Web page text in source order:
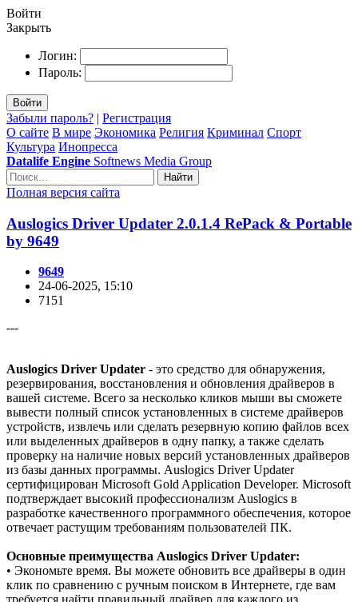
Войти
Закрыть
Логин:
Пароль:
Войти
Забыли пароль? | Регистрация
О сайте В мире Экономика Религия Криминал Спорт
Культура Инопресса
Datalife Engine Softnews Media Group
Найти
Полная версия сайта
Auslogics Driver Updater 2.0.1.4 RePack & Portable
by 9649
9649
24-06-2025, 15:10
7151
---
Auslogics Driver Updater - это средство для обнаружения,
резервирования, восстановления и обновления драйверов в
вашей системе. Всего за несколько кликов мыши вы сможете
вывести полный список установленных в системе драйверов
устройств, извлечь или сделать резервную копию файлов всех
или выделенных драйверов в одну папку, a также сделать
проверку на наличие новых версий установленных драйверов
из базы данных программы. Auslogics Driver Updater
сертифицирован Microsoft Gold Application Developer. Microsoft
подтверждает высокий профессионализм Auslogics в
разработке качественного программного обеспечения, которое
отвечает растущим требованиям пользователей ПК.
Основные преимущества Auslogics Driver Updater:
• Экономьте время. Вы можете обновить все драйверы в один
клик по сравнению c ручным поиском в Интернете, где вам